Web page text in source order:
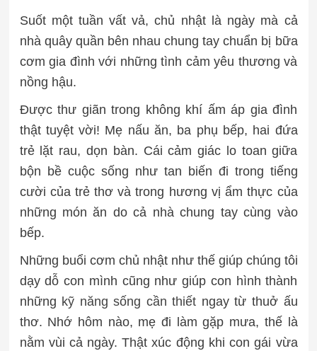
Suốt một tuần vất vả, chủ nhật là ngày mà cả
nhà quây quần bên nhau chung tay chuẩn bị bữa
cơm gia đình với những tình cảm yêu thương và
nồng hậu.
Được thư giãn trong không khí ấm áp gia đình
thật tuyệt vời! Mẹ nấu ăn, ba phụ bếp, hai đứa
trẻ lặt rau, dọn bàn. Cái cảm giác lo toan giữa
bộn bề cuộc sống như tan biến đi trong tiếng
cười của trẻ thơ và trong hương vị ẩm thực của
những món ăn do cả nhà chung tay cùng vào
bếp.
Những buổi cơm chủ nhật như thế giúp chúng tôi
dạy dỗ con mình cũng như giúp con hình thành
những kỹ năng sống cần thiết ngay từ thuở ấu
thơ. Nhớ hôm nào, mẹ đi làm gặp mưa, thế là
nằm vùi cả ngày. Thật xúc động khi con gái vừa